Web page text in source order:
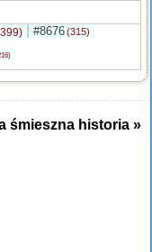
#8676(315)
śmieszna historia »